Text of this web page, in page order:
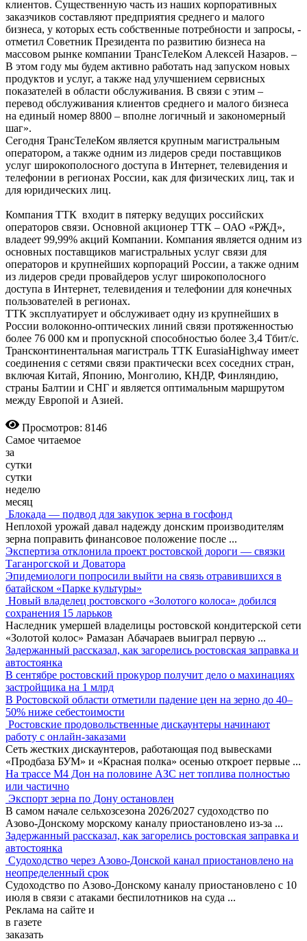
клиентов. Существенную часть из наших корпоративных
заказчиков составляют предприятия среднего и малого
бизнеса, у которых есть собственные потребности и запросы, -
отметил Советник Президента по развитию бизнеса на
массовом рынке компании ТрансТелеКом Алексей Назаров. –
В этом году мы будем активно работать над запуском новых
продуктов и услуг, а также над улучшением сервисных
показателей в области обслуживания. В связи с этим –
перевод обслуживания клиентов среднего и малого бизнеса
на единый номер 8800 – вполне логичный и закономерный
шаг».
Сегодня ТрансТелеКом является крупным магистральным
оператором, а также одним из лидеров среди поставщиков
услуг широкополосного доступа в Интернет, телевидения и
телефонии в регионах России, как для физических лиц, так и
для юридических лиц.
Компания ТТК входит в пятерку ведущих российских
операторов связи. Основной акционер ТТК – ОАО «РЖД»,
владеет 99,99% акций Компании. Компания является одним из
основных поставщиков магистральных услуг связи для
операторов и крупнейших корпораций России, а также одним
из лидеров среди провайдеров услуг широкополосного
доступа в Интернет, телевидения и телефонии для конечных
пользователей в регионах.
ТТК эксплуатирует и обслуживает одну из крупнейших в
России волоконно-оптических линий связи протяженностью
более 76 000 км и пропускной способностью более 3,4 Тбит/с.
Трансконтинентальная магистраль TTK EurasiaHighway имеет
соединения с сетями связи практически всех соседних стран,
включая Китай, Японию, Монголию, КНДР, Финляндию,
страны Балтии и СНГ и является оптимальным маршрутом
между Европой и Азией.
Просмотров: 8146
Самое читаемое
за
сутки
сутки
неделю
месяц
Блокада — подвод для закупок зерна в госфонд
Неплохой урожай давал надежду донским производителям
зерна поправить финансовое положение после ...
Экспертиза отклонила проект ростовской дороги — связки
Таганрогской и Доватора
Эпидемиологи попросили выйти на связь отравившихся в
батайском «Парке культуры»
Новый владелец ростовского «Золотого колоса» добился
сохранения 15 ларьков
Наследник умершей владелицы ростовской кондитерской сети
«Золотой колос» Рамазан Абачараев выиграл первую ...
Задержанный рассказал, как загорелись ростовская заправка и
автостоянка
В сентябре ростовский прокурор получит дело о махинациях
застройщика на 1 млрд
В Ростовской области отметили падение цен на зерно до 40–
50% ниже себестоимости
Ростовские продовольственные дискаунтеры начинают
работу с онлайн-заказами
Сеть жестких дискаунтеров, работающая под вывесками
«Продбаза БУМ» и «Красная полка» осенью откроет первые ...
На трассе М4 Дон на половине АЗС нет топлива полностью
или частично
Экспорт зерна по Дону остановлен
В самом начале сельхозсезона 2026/2027 судоходство по
Азово-Донскому морскому каналу приостановлено из-за ...
Задержанный рассказал, как загорелись ростовская заправка и
автостоянка
Судоходство через Азово-Донской канал приостановлено на
неопределенный срок
Судоходство по Азово-Донскому каналу приостановлено с 10
июля в связи с атаками беспилотников на суда ...
Реклама на сайте и
в газете
заказать